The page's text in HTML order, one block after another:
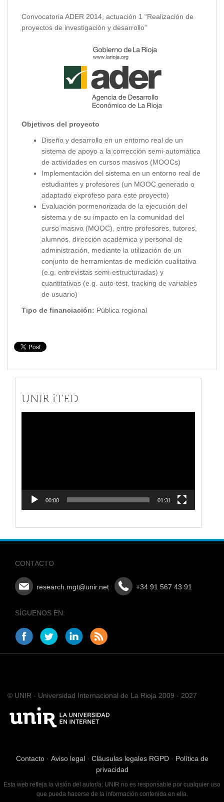
Convocatoria ADER 2014, actuación 1 “Realización de
proyectos de investigación y desarrollo”
Objetivos del proyecto
Diseño y desarrollo en un entorno real de un
sistema de apoyo a la corrección semi-automática
de actividades en cursos masivos (MOOCs)
Implementación del sistema en un entorno real de
estudiantes y profesores (un MOOC generado o
adaptado exprofeso para este proyecto)
Evaluación pormenorizada de la ejecución del
sistema y de su impacto en la comunidad del
curso masivo (MOOC), entre profesores, tutores,
alumnos, dirección académica y personal de
administración, mediante la utilización de un
conjunto de herramientas de medición cualitativa
(e.g. entrevistas semi-estructuradas) y
cuantitativas (e.g. auto-test, tracking de variables
de usuario)
Tipo de financiación: Pública regional
UNIR iTED
00:00 01:31
CONTACTO
research.mgt@unir.net +34 91 567 43 91
SÍGUENOS EN:
© UNIR - Universidad Internacional de La Rioja 2009 - 2027
Contacto· Aviso legal· Cláusulas legales RGPD· Política de
privacidad
Esta web refleja la visión del autor/a; UNIR no es responsable por cualquier uso
que pueda hacerse de la información contenida en ella.